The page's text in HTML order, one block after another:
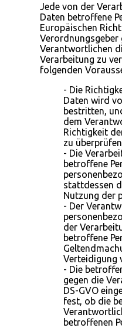
Jede von der
Daten betroffene
Europäischen
Verordnungsgeber
Verantwortlichen
Verarbeitung zu
folgenden
- Die
Daten wird
bestritten,
dem
Richtigkeit
zu
- Die
betroffene
stattdessen
Nutzung der
- Der
der
betroffene
Verteidigung
- Die
gegen die
DS-GVO
fest, ob die
betroffenen